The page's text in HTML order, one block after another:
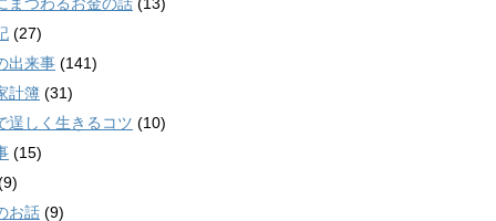
(27)
出来事 (141)
計簿 (31)
逞しく生きるコツ (10)
(15)
お話 (9)